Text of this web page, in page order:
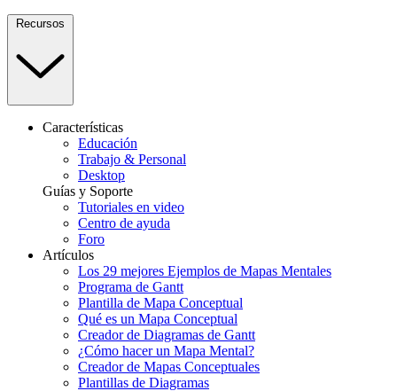
Recursos
Características
Educación
Trabajo & Personal
Desktop
Guías y Soporte
Tutoriales en video
Centro de ayuda
Foro
Artículos
Los 29 mejores Ejemplos de Mapas Mentales
Programa de Gantt
Plantilla de Mapa Conceptual
Qué es un Mapa Conceptual
Creador de Diagramas de Gantt
¿Cómo hacer un Mapa Mental?
Creador de Mapas Conceptuales
Plantillas de Diagramas